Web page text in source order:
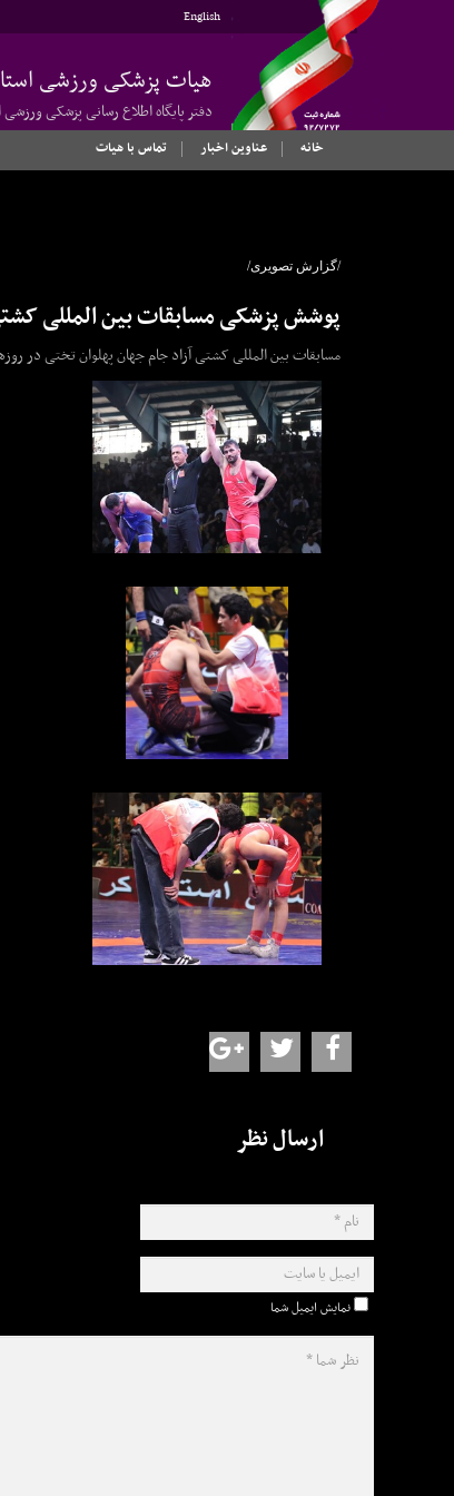
English
هیات پزشکی ورزشی
دفتر پایگاه اطلاع رسانی پزشکی ورزشی
خانه
عناوین اخبار تماس با هیات
/گزارش تصویری/
پوشش پزشکی مسابقات بین المللی
مسابقات بین المللی کشتی آزاد جام جهان پهلوان تختی در روزهای ۲۸ و۲۹ خردادماه توسط کمیته مسابقات هیأت پزشکی ورزشی استان کرمان پوشش
ارسال نظر
نمایش ایمیل شما